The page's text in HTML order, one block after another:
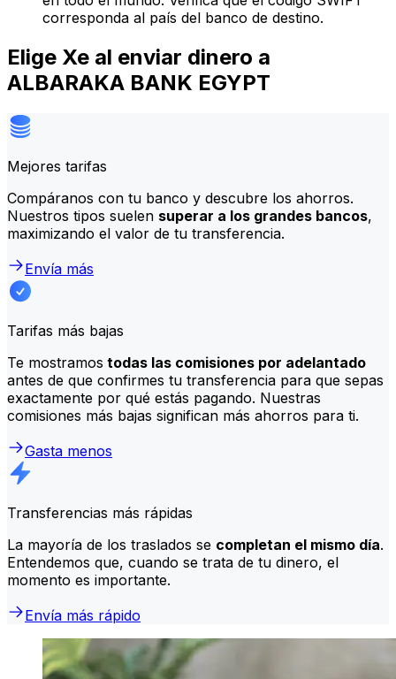
corresponda al país del banco de destino.
Elige Xe al enviar dinero a
ALBARAKA BANK EGYPT
Mejores tarifas
Compáranos con tu banco y descubre los ahorros.
Nuestros tipos suelen superar a los grandes bancos,
maximizando el valor de tu transferencia.
Envía más
Tarifas más bajas
Te mostramos todas las comisiones por adelantado
antes de que confirmes tu transferencia para que sepas
exactamente por qué estás pagando. Nuestras
comisiones más bajas significan más ahorros para ti.
Gasta menos
Transferencias más rápidas
La mayoría de los traslados se completan el mismo día.
Entendemos que, cuando se trata de tu dinero, el
momento es importante.
Envía más rápido